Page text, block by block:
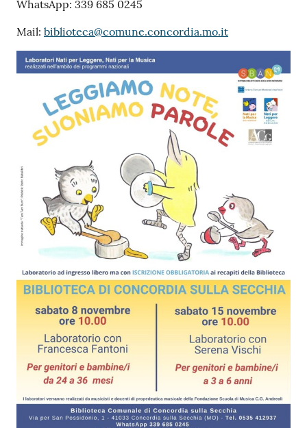
WhatsApp: 339 685 0245
Mail: biblioteca@comune.concordia.mo.it